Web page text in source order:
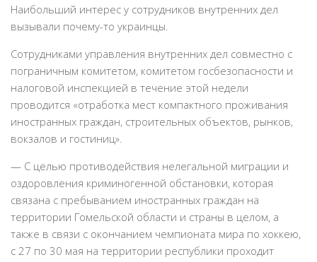
Наибольший интерес у сотрудников внутренних дел
вызывали почему-то украинцы.
Сотрудниками управления внутренних дел совместно с
пограничным комитетом, комитетом госбезопасности и
налоговой инспекцией в течение этой недели
проводится «отработка мест компактного проживания
иностранных граждан, строительных объектов, рынков,
вокзалов и гостиниц».
— С целью противодействия нелегальной миграции и
оздоровления криминогенной обстановки, которая
связана с пребыванием иностранных граждан на
территории Гомельской области и страны в целом, а
также в связи с окончанием чемпионата мира по хоккею,
с 27 по 30 мая на территории республики проходит